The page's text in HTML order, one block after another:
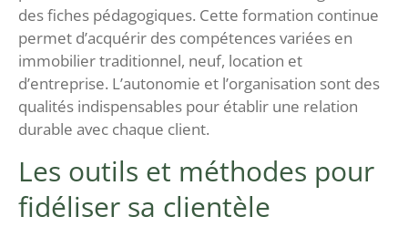
des fiches pédagogiques. Cette formation continue
permet d’acquérir des compétences variées en
immobilier traditionnel, neuf, location et
d’entreprise. L’autonomie et l’organisation sont des
qualités indispensables pour établir une relation
durable avec chaque client.
Les outils et méthodes pour
fidéliser sa clientèle